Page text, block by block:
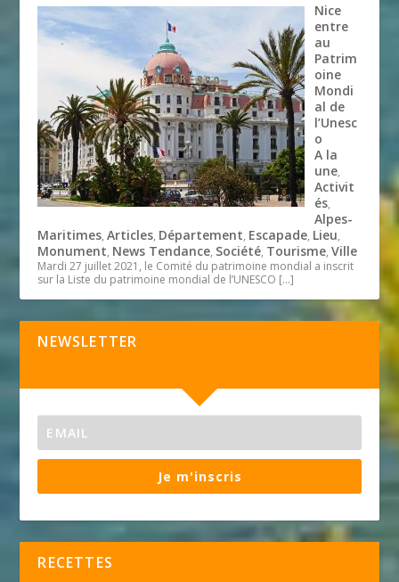
Nice
entre
au
Patrim
oine
Mondi
al de
l’Unesc
o
A la
une,
Activit
és,
Alpes-
Maritimes,Articles, Département, Escapade, Lieu,
Monument, News Tendance, Société, Tourisme,Ville
Mardi 27 juillet 2021, le Comité du patrimoine mondial a inscrit
sur la Liste du patrimoine mondial de l’UNESCO […]
NEWSLETTER
Je m'inscris
RECETTES